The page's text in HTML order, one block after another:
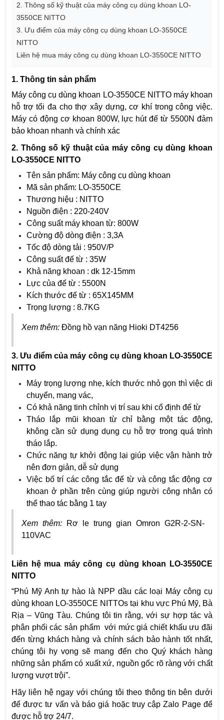
2. Thông số kỹ thuật của máy công cụ dùng khoan LO-
3550CE NITTO
3. Ưu điểm của máy công cụ dùng khoan LO-3550CE
NITTO
Liên hệ mua máy công cụ dùng khoan LO-3550CE NITTO
1. Thông tin sản phẩm
Máy công cụ dùng khoan LO-3550CE NITTO máy khoan
hỗ trợ tối đa cho thợ xây dựng, cơ khí trong công việc.
Máy có động cơ khoan 800W, lực hút đế từ 5500N đảm
bảo khoan nhanh và chính xác
2. Thông số kỹ thuật của máy công cụ dùng khoan
LO-3550CE NITTO
Tên sản phẩm: Máy công cụ dùng khoan
Mã sản phẩm: LO-3550CE
Thương hiệu : NITTO
Nguồn điện : 220-240V
Công suất máy khoan từ: 800W
Cường độ dòng điện : 3,3A
Tốc độ dòng tải : 950V/P
Công suất đế từ : 35W
Khả năng khoan : dk 12-15mm
Lực của đế từ : 5500N
Kích thước đế từ : 65X145MM
Trọng lượng : 8.7KG
Xem thêm: Đồng hồ vạn năng Hioki DT4256
3. Ưu điểm của máy công cụ dùng khoan LO-3550CE
NITTO
Máy trọng lượng nhẹ, kích thước nhỏ gọn thì việc di
chuyển, mang vác,
Có khả năng tinh chỉnh vị trí sau khi cố định đế từ
Tháo lắp mũi khoan từ chỉ bằng một tác động,
không cần sử dụng dụng cụ hỗ trợ trong quá trình
tháo lắp.
Chức năng tự khởi động lại giúp việc vận hành trở
nên đơn giản, dễ sử dụng
Việc bố trí các công tắc đế từ và công tắc động cơ
khoan ở phần trên cùng giúp người công nhân có
thể thao tác bằng 1 tay
Xem thêm:
Rơ le trung gian Omron G2R-2-SN-
110VAC
Liên hệ mua máy công cụ dùng khoan LO-3550CE
NITTO
“Phú Mỹ Anh tự hào là NPP dầu các loại Máy công cụ
dùng khoan LO-3550CE NITTOs tại khu vực Phú Mỹ, Bà
Rịa – Vũng Tàu. Chúng tôi tin rằng, với sự hợp tác và
phân phối các sản phẩm với mức giá chiết khấu ưu đãi
đến từng khách hàng và chính sách bảo hành tốt nhất,
chúng tôi hy vọng sẽ mang đến cho Quý khách hàng
những sản phẩm có xuất xứ, nguồn gốc rõ ràng với chất
lượng vượt trội”.
Hãy liên hệ ngay với chúng tôi theo thông tin bên dưới
để được tư vấn và báo giá hoặc truy cập Zalo Page để
được hỗ trợ 24/7.